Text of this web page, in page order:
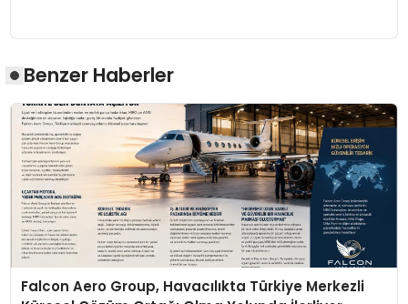
Benzer Haberler
Falcon Aero Group, Havacılıkta Türkiye Merkezli